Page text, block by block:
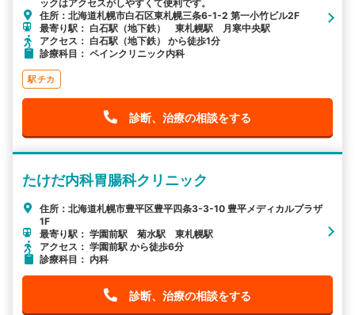
ックはアクセスがしやすくて便利です。
住所：北海道札幌市白石区東札幌三条6-1-2 第一小竹ビル2F
最寄り駅： 白石駅（地下鉄） 東札幌駅 月寒中央駅
アクセス： 白石駅（地下鉄） から徒歩1分
診療科目： ペインクリニック内科
駅チカ
診断、治療の相談をする
たけだ内科胃腸科クリニック
住所：北海道札幌市豊平区豊平四条3-3-10 豊平メディカルプラザ
1F
最寄り駅： 学園前駅 菊水駅 東札幌駅
アクセス： 学園前駅 から徒歩6分
診療科目： 内科
診断、治療の相談をする